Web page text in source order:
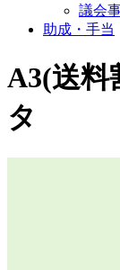
議会
助成・手当
A3(送料
タ